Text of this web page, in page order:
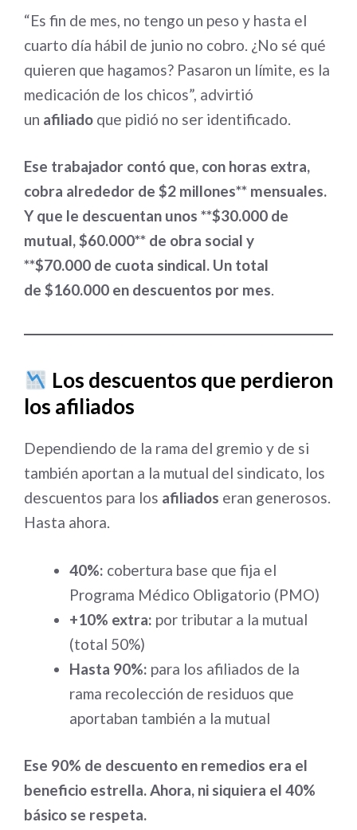
“Es fin de mes, no tengo un peso y hasta el
cuarto día hábil de junio no cobro. ¿No sé qué
quieren que hagamos? Pasaron un límite, es la
medicación de los chicos”, advirtió
un afiliado que pidió no ser identificado.
Ese trabajador contó que, con horas extra,
cobra alrededor de $2 millones** mensuales.
Y que le descuentan unos **$30.000 de
mutual, $60.000** de obra social y
**$70.000 de cuota sindical. Un total
de $160.000 en descuentos por mes.
Los descuentos que perdieron
los afiliados
Dependiendo de la rama del gremio y de si
también aportan a la mutual del sindicato, los
descuentos para los afiliados eran generosos.
Hasta ahora.
40%: cobertura base que fija el
Programa Médico Obligatorio (PMO)
+10% extra: por tributar a la mutual
(total 50%)
Hasta 90%: para los afiliados de la
rama recolección de residuos que
aportaban también a la mutual
Ese 90% de descuento en remedios era el
beneficio estrella. Ahora, ni siquiera el 40%
básico se respeta.